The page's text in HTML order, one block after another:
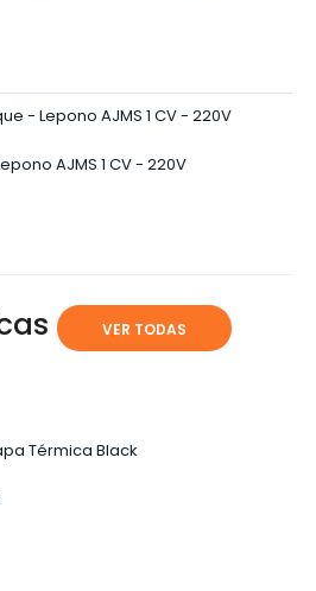
AJMS 1 CV - 220V
VER TODAS